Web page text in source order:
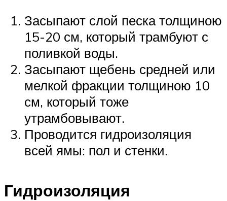
Засыпают слой песка толщиною
15-20 см, который трамбуют с
поливкой воды.
Засыпают щебень средней или
мелкой фракции толщиною 10
см, который тоже
утрамбовывают.
Проводится гидроизоляция
всей ямы: пол и стенки.
Гидроизоляция